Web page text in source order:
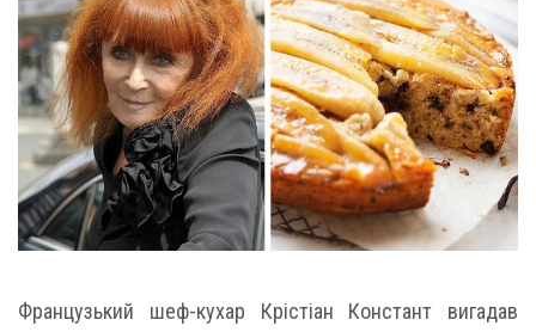
Французький шеф-кухар Крістіан Констант вигадав